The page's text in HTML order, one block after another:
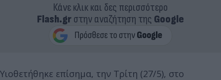
Κάνε κλικ και δες περισσότερο
Flash.grστην αναζήτηση της Google
Υιοθετήθηκε επίσημα, την Τρίτη (27/5), στο